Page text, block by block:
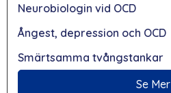
Neurobiologin vid OCD
Ångest, depression och OCD
Smärtsamma tvångstankar
Se Mer